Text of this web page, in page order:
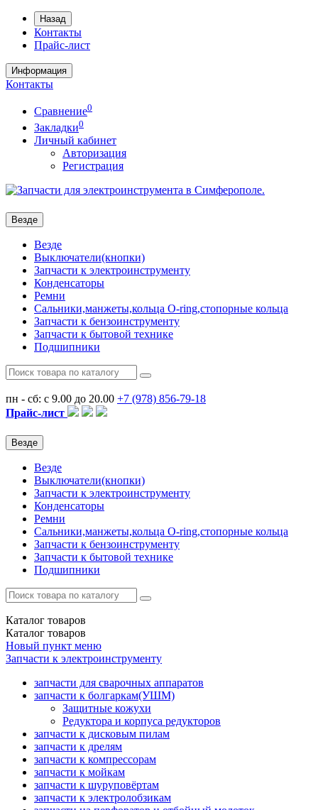
Назад
Контакты
Прайс-лист
Информация
Контакты
Сравнение0
Закладки0
Личный кабинет
Авторизация
Регистрация
Везде
Везде
Выключатели(кнопки)
Запчасти к электроинструменту
Конденсаторы
Ремни
Сальники,манжеты,кольца О-ring,стопорные кольца
Запчасти к бензоинструменту
Запчасти к бытовой технике
Подшипники
пн - сб: с 9.00 до 20.00 +7 (978) 856-79-18
Прайс-лист
Везде
Везде
Выключатели(кнопки)
Запчасти к электроинструменту
Конденсаторы
Ремни
Сальники,манжеты,кольца О-ring,стопорные кольца
Запчасти к бензоинструменту
Запчасти к бытовой технике
Подшипники
Каталог товаров
Каталог товаров
Новый пункт меню
Запчасти к электроинструменту
запчасти для сварочных аппаратов
запчасти к болгаркам(УШМ)
Защитные кожухи
Редуктора и корпуса редукторов
запчасти к дисковым пилам
запчасти к дрелям
запчасти к компрессорам
запчасти к мойкам
запчасти к шуруповёртам
запчасти к электролобзикам